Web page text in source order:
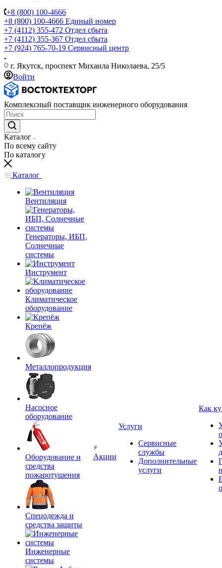
+8 (800) 100-4666
+8 (800) 100-4666 Единый номер
+7 (4112) 355-472 Отдел сбыта
+7 (4112) 355-367 Отдел сбыта
+7 (924) 765-70-19 Сервисный центр
г. Якутск, проспект Михаила Николаева, 25/5
Войти
Комплексный поставщик инженерного оборудования
Каталог
По всему сайту
По каталогу
Каталог
Вентиляция
Генераторы, ИБП,
Солнечные
системы
Инструмент
Климатическое
оборудование
Крепёж
Металлопродукция
Насосное
оборудование
Оборудование и
средства
пожаротушения
Спецодежда и
средства защиты
Инженерные
системы
Акции
Услуги
Сервисные
службы
Дополнительные
услуги
Как